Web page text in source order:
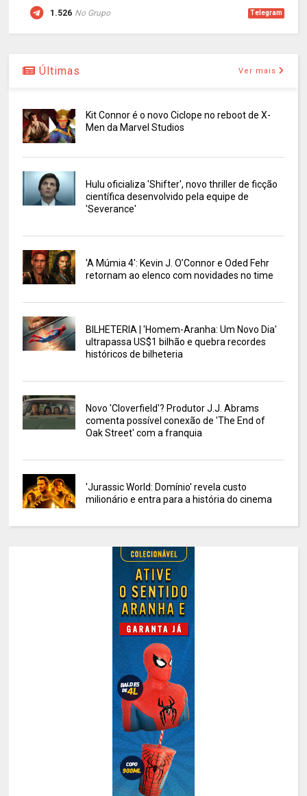
1.526 No Grupo Telegram
Últimas Ver mais
Kit Connor é o novo Ciclope no reboot de X-
Men da Marvel Studios
Hulu oficializa 'Shifter', novo thriller de ficção
científica desenvolvido pela equipe de
'Severance'
'A Múmia 4': Kevin J. O’Connor e Oded Fehr
retornam ao elenco com novidades no time
BILHETERIA | 'Homem-Aranha: Um Novo Dia'
ultrapassa US$1 bilhão e quebra recordes
históricos de bilheteria
Novo 'Cloverfield'? Produtor J.J. Abrams
comenta possível conexão de 'The End of
Oak Street' com a franquia
'Jurassic World: Domínio' revela custo
milionário e entra para a história do cinema